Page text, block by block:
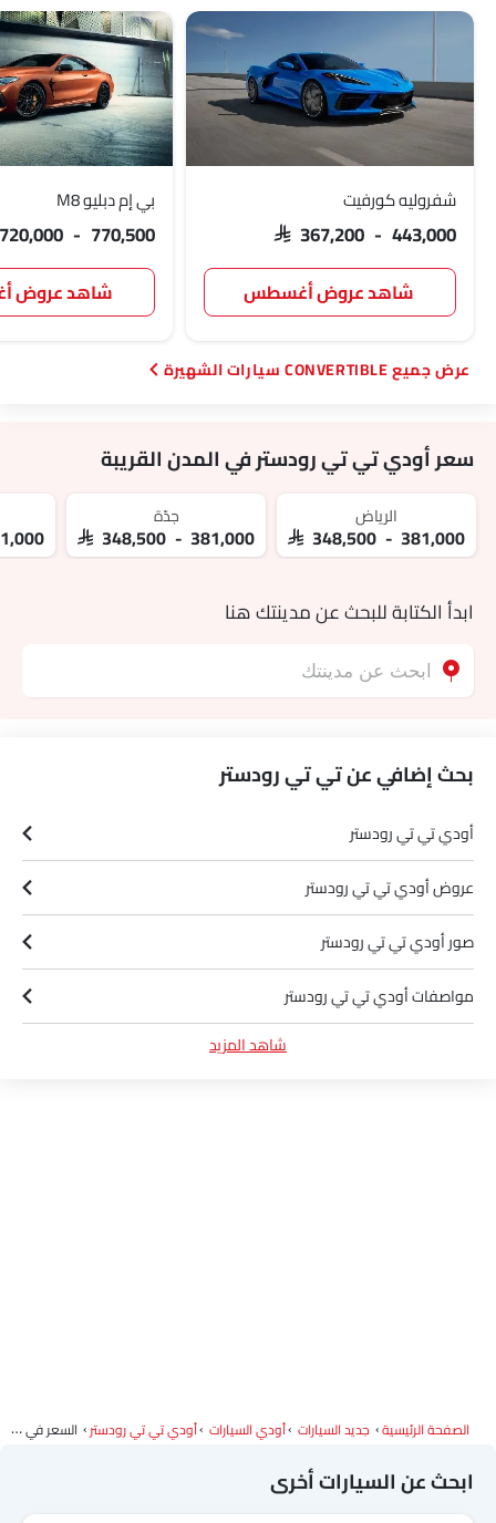
شفروليه كورفيت
SAR 367,200 - 443,000
شاهد عروض أغسطس
بي إم دبليو M8
720,000 - 770,500
شاهد عروض
CONVERTIBLE سيارات الشهيرة
سعر أودي تي تي رودستر في المدن القريبة
الرياض‎
SAR 348,500 - 381,000
جدّة
SAR 348,500 - 381,000
ابدأ الكتابة للبحث عن مدينتك هنا
بحث إضافي عن تي تي رودستر
أودي تي تي رودستر
عروض أودي تي تي رودستر
صور أودي تي تي رودستر
مواصفات أودي تي تي رودستر
شاهد المزيد
الصفحة الرئيسية جديد السيارات أودي السيارات أودي تي تي رودستر السعر في Tabuk
ابحث عن السيارات أخرى